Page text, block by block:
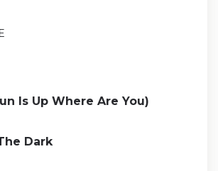
Is Up Where Are You)
Dark